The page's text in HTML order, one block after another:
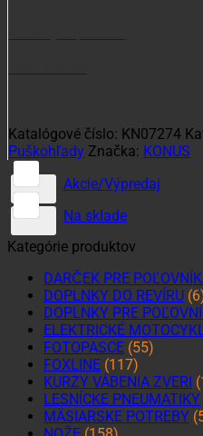
Katalógové číslo: KN07274
Puškohľady Značka: KONUS
Akcie/Výpredaj
Na sklade
Kategórie produktov
DARČEK PRE
DOPLNKY DO REVÍRU
DOPLNKY PRE
ELEKTRICKÉ
FOTOPASCE (55)
FOXLINE (117)
KURZY VÁBENIA ZVERI
LESNÍCKE PNEUMATIKY
MÄSIARSKE POTREBY